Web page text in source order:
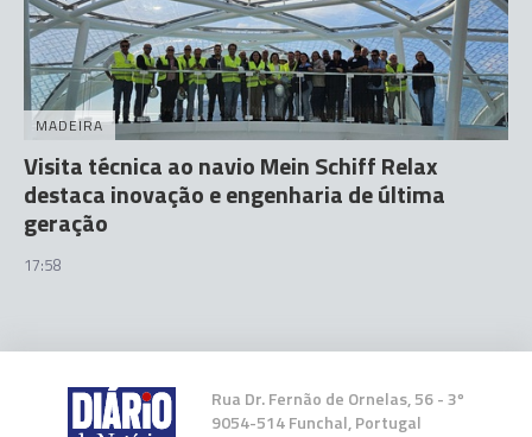
MADEIRA
Visita técnica ao navio Mein Schiff Relax
destaca inovação e engenharia de última
geração
17:58
Rua Dr. Fernão de Ornelas, 56 - 3º
9054-514 Funchal, Portugal